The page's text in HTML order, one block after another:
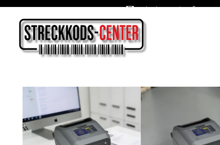
Oslagbara priser året om